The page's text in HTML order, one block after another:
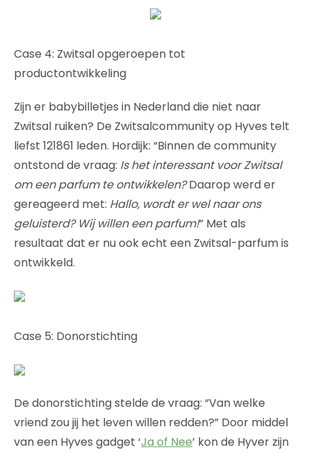
Case 4: Zwitsal opgeroepen tot
productontwikkeling
Zijn er babybilletjes in Nederland die niet naar
Zwitsal ruiken? De Zwitsalcommunity op Hyves telt
liefst 121861 leden. Hordijk: “Binnen de community
ontstond de vraag: Is het interessant voor Zwitsal
om een parfum te ontwikkelen?Daarop werd er
gereageerd met: Hallo, wordt er wel naar ons
geluisterd? Wij willen een parfum!” Met als
resultaat dat er nu ook echt een Zwitsal-parfum is
ontwikkeld.
Case 5: Donorstichting
De donorstichting stelde de vraag: “Van welke
vriend zou jij het leven willen redden?” Door middel
van een Hyves gadget ‘Ja of Nee’ kon de Hyver zijn